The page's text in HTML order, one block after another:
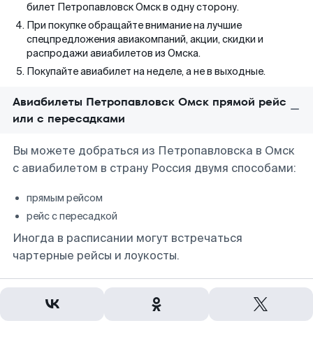
билет Петропавловск Омск в одну сторону.
При покупке обращайте внимание на лучшие
спецпредложения авиакомпаний, акции, скидки и
распродажи авиабилетов из Омска.
Покупайте авиабилет на неделе, а не в выходные.
Авиабилеты Петропавловск Омск прямой рейс
или с пересадками
Вы можете добраться из Петропавловска в Омск
с авиабилетом в страну Россия двумя способами:
прямым рейсом
рейс с пересадкой
Иногда в расписании могут встречаться
чартерные рейсы и лоукосты.